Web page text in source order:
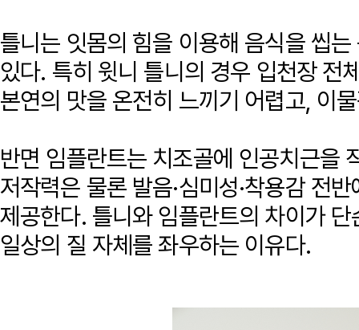
틀니는 잇몸의 힘을 이용해 음식을 씹
있다. 특히 윗니 틀니의 경우 입천장 전
본연의 맛을 온전히 느끼기 어렵고, 이
반면 임플란트는 치조골에 인공치근을
저작력은 물론 발음·심미성·착용감 전
제공한다. 틀니와 임플란트의 차이가
일상의 질 자체를 좌우하는 이유다.